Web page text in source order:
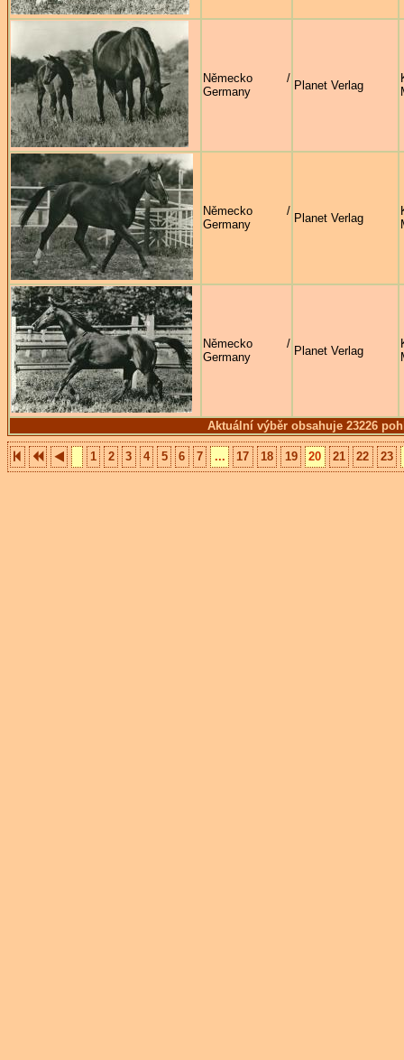
Aktuální výběr obsahuje 23226
Německo /
Germany
Planet Verlag
Německo /
Germany
Planet Verlag
Německo /
Germany
Planet Verlag
1 2 3 4 5 6 7 ... 17 18 19 20 21 22 23